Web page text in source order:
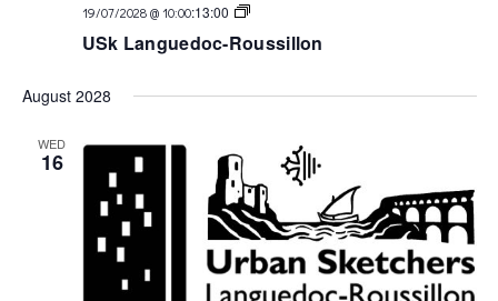
19/07/2028 @ 10:00:13:00
USk
USk Languedoc-Roussillon
August 2028
WED
16